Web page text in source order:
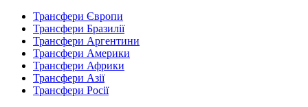
Трансфери Європи
Трансфери Бразилії
Трансфери Аргентини
Трансфери Америки
Трансфери Африки
Трансфери Азії
Трансфери Росії